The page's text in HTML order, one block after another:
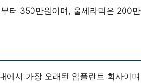
터 350만원이며, 울세라믹은 200만
에서 가장 오래된 임플란트 회사이며